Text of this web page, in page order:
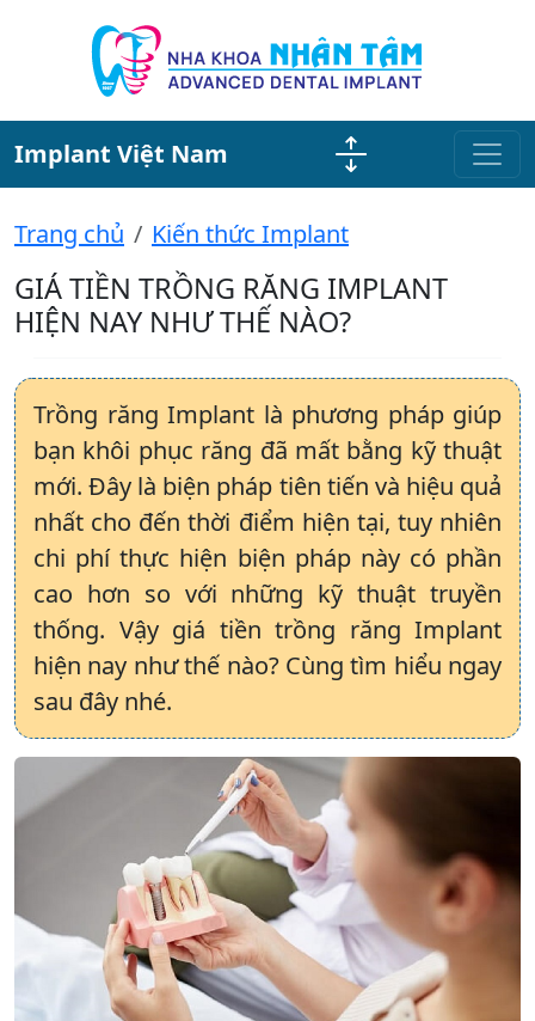
Implant Việt Nam
Trang chủ Kiến thức Implant
GIÁ TIỀN TRỒNG RĂNG IMPLANT
HIỆN NAY NHƯ THẾ NÀO?
Trồng răng Implant là phương pháp giúp
bạn khôi phục răng đã mất bằng kỹ thuật
mới. Đây là biện pháp tiên tiến và hiệu quả
nhất cho đến thời điểm hiện tại, tuy nhiên
chi phí thực hiện biện pháp này có phần
cao hơn so với những kỹ thuật truyền
thống. Vậy giá tiền trồng răng Implant
hiện nay như thế nào? Cùng tìm hiểu ngay
sau đây nhé.